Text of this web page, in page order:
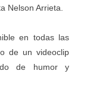
Nelson Arrieta.
en todas las
de un videoclip
de humor y